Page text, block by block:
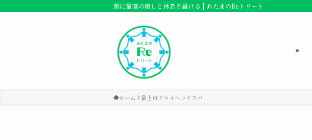
頭に最高の癒しと休息を届ける | あたまのReトリート
ホーム 富士市ドライヘッドスパ